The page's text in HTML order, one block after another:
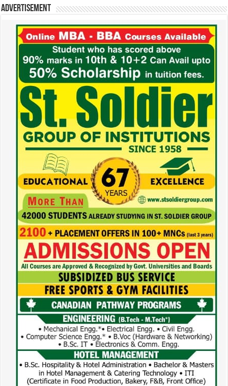
Advertisement